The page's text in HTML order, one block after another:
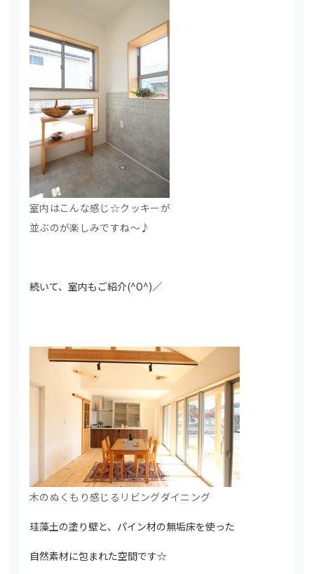
室内はこんな感じ☆クッキーが
並ぶのが楽しみですね～♪
続いて、室内もご紹介(^O^)／
木のぬくもり感じるリビングダイニング
珪藻土の塗り壁と、パイン材の無垢床を使った
自然素材に包まれた空間です☆